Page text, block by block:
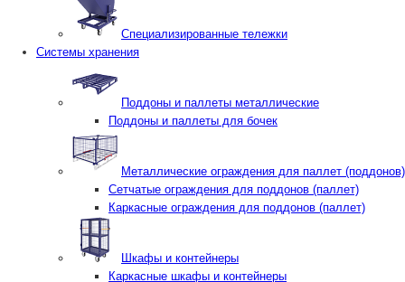
Специализированные тележки
Системы хранения
Поддоны и паллеты металлические
Поддоны и паллеты для бочек
Металлические ограждения для паллет (поддонов)
Сетчатые ограждения для поддонов (паллет)
Каркасные ограждения для поддонов (паллет)
Шкафы и контейнеры
Каркасные шкафы и контейнеры